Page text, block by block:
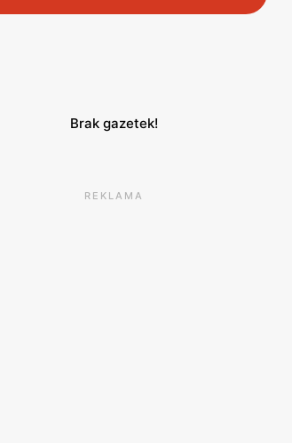
Brak gazetek!
REKLAMA